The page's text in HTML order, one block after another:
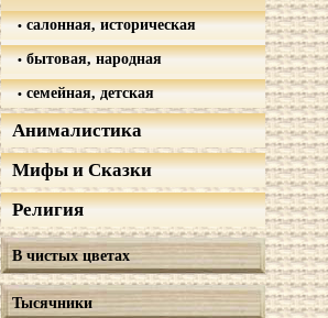
салонная, историческая
бытовая, народная
семейная, детская
Анималистика
Мифы и Сказки
Религия
В чистых цветах
Тысячники